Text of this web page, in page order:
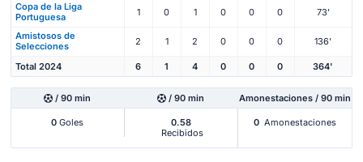
Copa de la Liga
Portuguesa
1 0 1 0 0 0 73'
Amistosos de
Selecciones
2 1 2 0 0 0 136'
Total 2024 6 1 4 0 0 0 364'
/ 90 min / 90 min Amonestaciones / 90 min
0 Goles
0.58
Recibidos
0 Amonestaciones